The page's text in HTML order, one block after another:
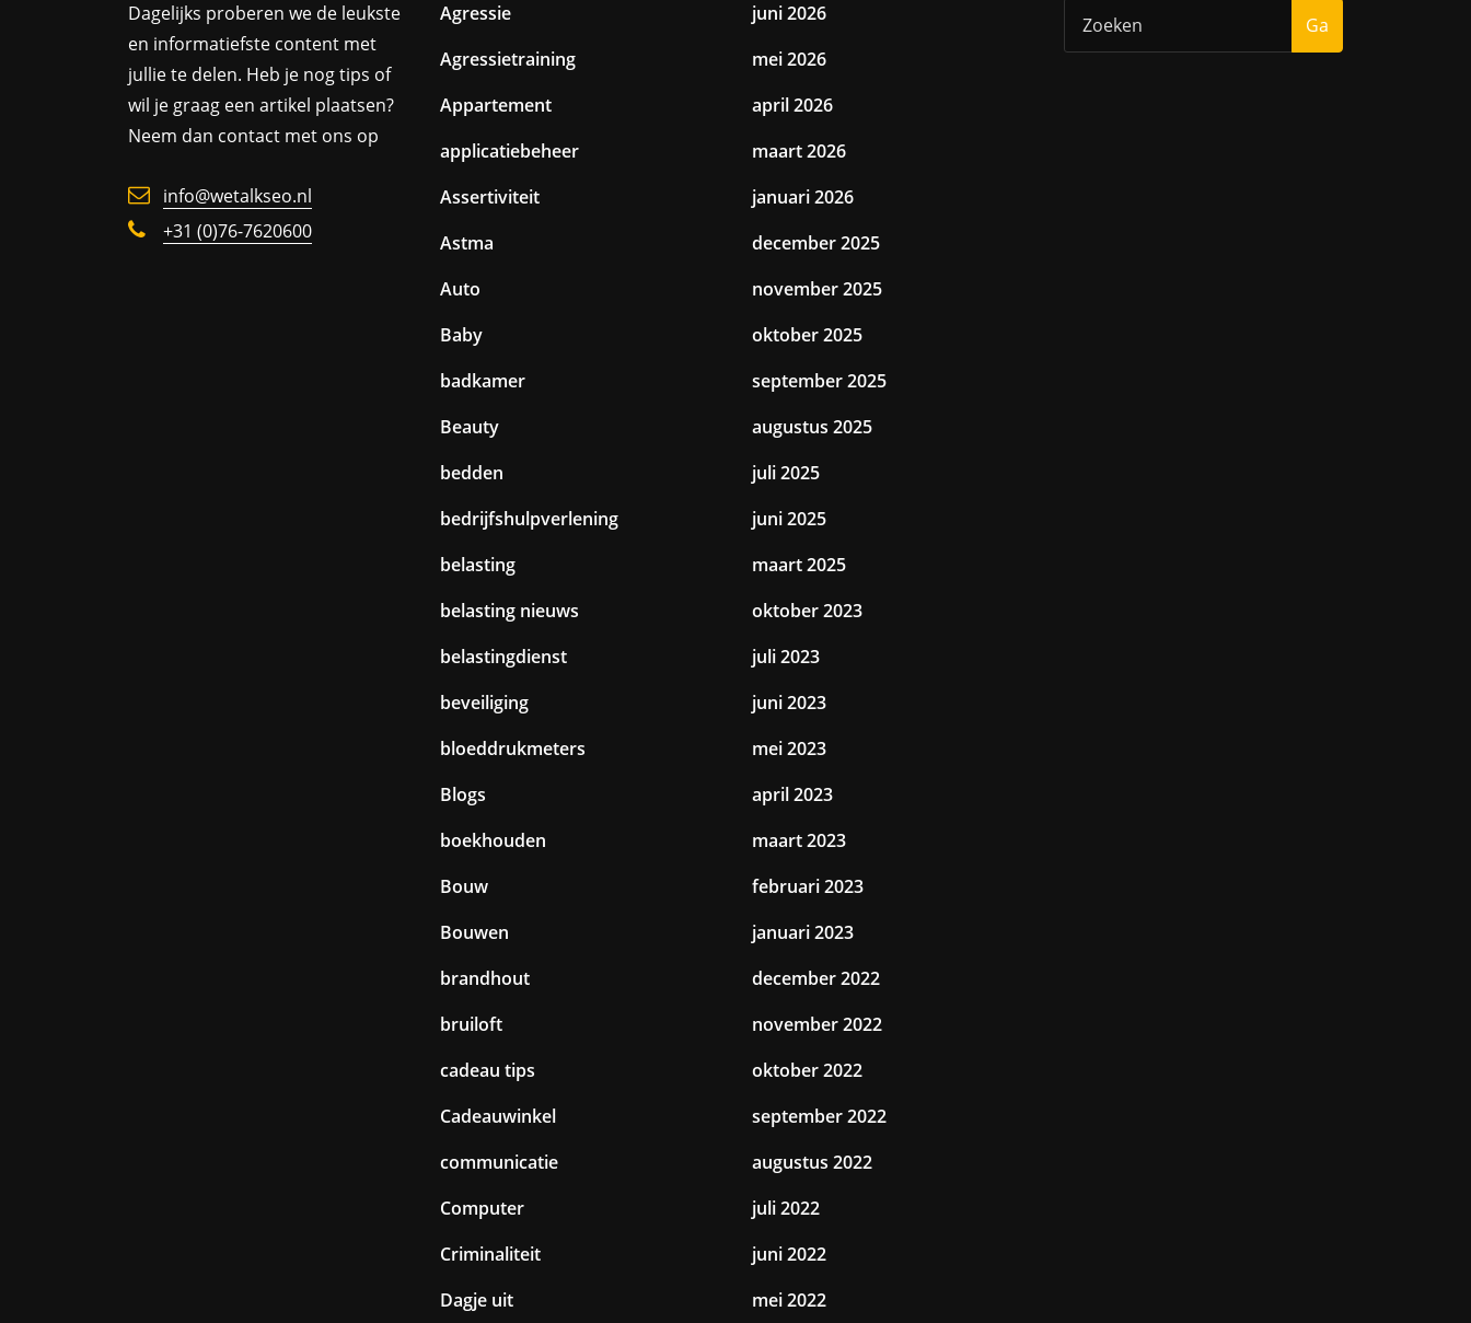
Dagelijks proberen we de leukste
en informatiefste content met
jullie te delen. Heb je nog tips of
wil je graag een artikel plaatsen?
Neem dan contact met ons op
info@wetalkseo.nl
+31 (0)76-7620600
Agressie
Agressietraining
Appartement
applicatiebeheer
Assertiviteit
Astma
Auto
Baby
badkamer
Beauty
bedden
bedrijfshulpverlening
belasting
belasting nieuws
belastingdienst
beveiliging
bloeddrukmeters
Blogs
boekhouden
Bouw
Bouwen
brandhout
bruiloft
cadeau tips
Cadeauwinkel
communicatie
Computer
Criminaliteit
Dagje uit
juni 2026
mei 2026
april 2026
maart 2026
januari 2026
december 2025
november 2025
oktober 2025
september 2025
augustus 2025
juli 2025
juni 2025
maart 2025
oktober 2023
juli 2023
juni 2023
mei 2023
april 2023
maart 2023
februari 2023
januari 2023
december 2022
november 2022
oktober 2022
september 2022
augustus 2022
juli 2022
juni 2022
mei 2022
Ga